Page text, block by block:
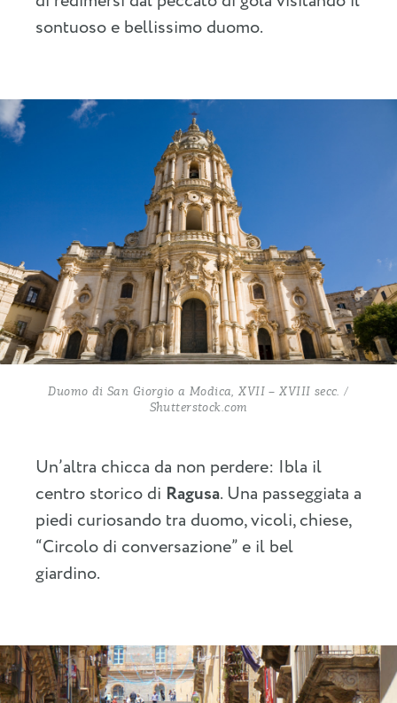
sontuoso e bellissimo duomo.
Duomo di San Giorgio a Modica, XVII – XVIII secc. /
Shutterstock.com
Un’altra chicca da non perdere: Ibla il
centro storico di Ragusa. Una passeggiata a
piedi curiosando tra duomo, vicoli, chiese,
“Circolo di conversazione” e il bel
giardino.